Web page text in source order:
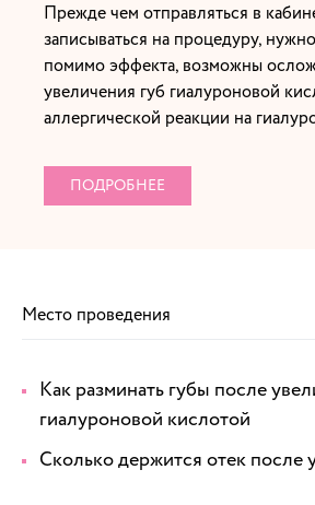
Прежде чем отправляться в
записываться на процедуру,
помимо эффекта, возможны
увеличения губ гиалуроновой
аллергической реакции на
ПОДРОБНЕЕ
Место проведения
Как разминать губы после
гиалуроновой кислотой
Сколько держится отек после